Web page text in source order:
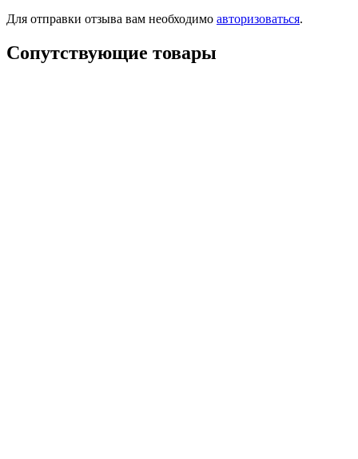
Для отправки отзыва вам необходимо авторизоваться.
Сопутствующие товары